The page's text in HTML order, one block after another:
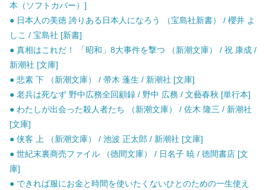
本（ソフトカバー）]
● 日本人の美徳 誇りある日本人になろう （宝島社新書） / 櫻井 よ
しこ / 宝島社 [新書]
● 真相はこれだ！ 「昭和」8大事件を撃つ （新潮文庫） / 祝 康成 /
新潮社 [文庫]
● 悲素 下 （新潮文庫） / 帚木 蓬生 / 新潮社 [文庫]
● 老兵は死なず 野中広務全回顧録 / 野中 広務 / 文藝春秋 [単行本]
● わたしが出会った殺人者たち （新潮文庫） / 佐木 隆三 / 新潮社
[文庫]
● 侠客 上 （新潮文庫） / 池波 正太郎 / 新潮社 [文庫]
● 世紀末裏商売ファイル （徳間文庫） / 日名子 暁 / 徳間書店 [文
庫]
● できれば服にお金と時間を使いたくないひとのための一生使え